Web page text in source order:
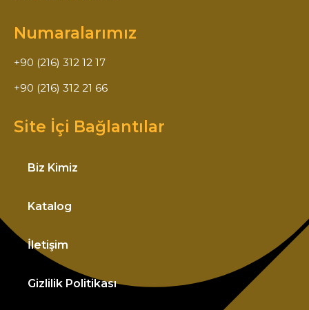
Numaralarımız
+90 (216) 312 12 17
+90 (216) 312 21 66
Site İçi Bağlantılar
Biz Kimiz
Katalog
İletişim
Gizlilik Politikası